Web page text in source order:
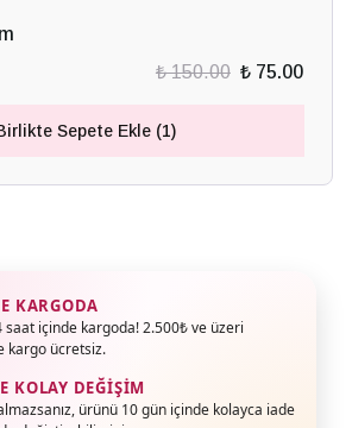
₺ 150.00 ₺ 75.00
Sepete Ekle (1)
KARGODA
saat içinde kargoda! 2.500₺ ve üzeri
kargo ücretsiz.
KOLAY DEĞIŞIM
ürünü 10 gün içinde kolayca iade